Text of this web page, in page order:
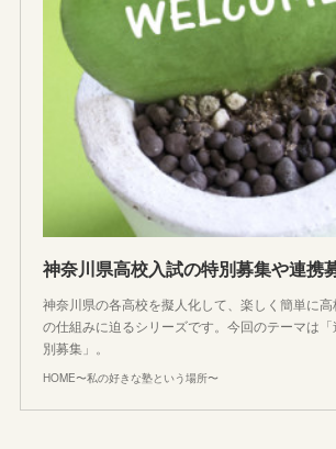
神奈川県の各高校を擬人化して、楽しく簡単に
の仕組みに迫るシリーズです。今回のテーマは
別募集」。
HOME〜私の好きな塾という場所〜